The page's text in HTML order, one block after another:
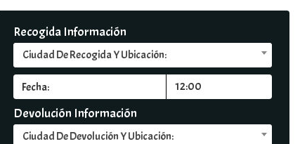
Recogida Información
Ciudad De Recogida Y Ubicación:
Devolución Información
Ciudad De Devolución Y Ubicación: